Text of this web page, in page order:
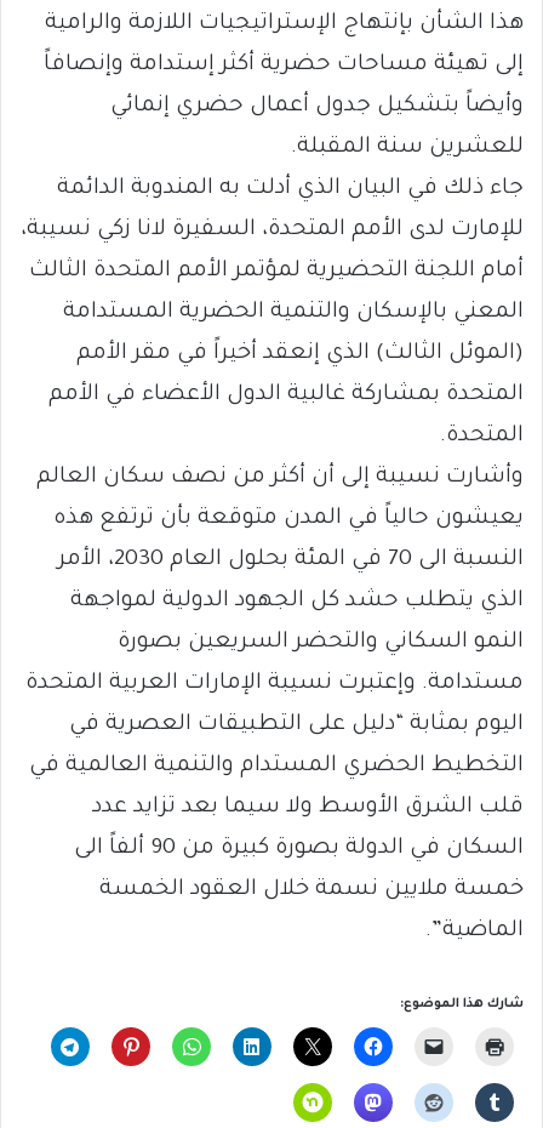
هذا الشأن بإنتهاج الإستراتيجيات اللازمة والرامية
إلى تهيئة مساحات حضرية أكثر إستدامة وإنصافاً
وأيضاً بتشكيل جدول أعمال حضري إنمائي
للعشرين سنة المقبلة.
جاء ذلك في البيان الذي أدلت به المندوبة الدائمة
للإمارت لدى الأمم المتحدة، السفيرة لانا زكي نسيبة،
أمام اللجنة التحضيرية لمؤتمر الأمم المتحدة الثالث
المعني بالإسكان والتنمية الحضرية المستدامة
(الموئل الثالث) الذي إنعقد أخيراً في مقر الأمم
المتحدة بمشاركة غالبية الدول الأعضاء في الأمم
المتحدة.
وأشارت نسيبة إلى أن أكثر من نصف سكان العالم
يعيشون حالياً في المدن متوقعة بأن ترتفع هذه
النسبة الى 70 في المئة بحلول العام 2030، الأمر
الذي يتطلب حشد كل الجهود الدولية لمواجهة
النمو السكاني والتحضر السريعين بصورة
مستدامة. وإعتبرت نسيبة الإمارات العربية المتحدة
اليوم بمثابة “دليل على التطبيقات العصرية في
التخطيط الحضري المستدام والتنمية العالمية في
قلب الشرق الأوسط ولا سيما بعد تزايد عدد
السكان في الدولة بصورة كبيرة من 90 ألفاً الى
خمسة ملايين نسمة خلال العقود الخمسة
الماضية”.
شارك هذا الموضوع: